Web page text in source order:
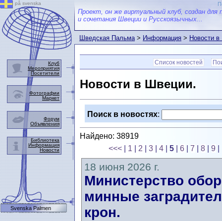
Проект, он же виртуальный клуб, создан для
и сочетания Швеции и Русскоязычных...
Шведская Пальма>Информация>Новости
Список новостей
Новости в Швеции.
Поиск в новостях:
Найдено: 38919
<<<
1 2 |3 |4 |5 |6 |7 |8 |9
18 июня 2026 г.
Министерство
минные
крон.
på svenska
Клуб
Мероприятия
Посетители
Фотографии
Маркет
Форум
Объявления
Библиотека
Информация
Новости
Svenska Palmen